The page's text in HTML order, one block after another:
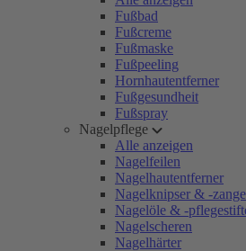
Fußbad
Fußcreme
Fußmaske
Fußpeeling
Hornhautentferner
Fußgesundheit
Fußspray
Nagelpflege
Alle anzeigen
Nagelfeilen
Nagelhautentferner
Nagelknipser & -
Nagelöle & -
Nagelscheren
Nagelhärter